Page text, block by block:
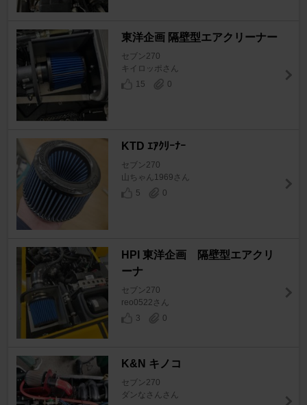
東洋企画 隔壁型エアクリーナー
セブン270
キイロッポさん
15
0
KTD ｴｱｸﾘｰﾅｰ
セブン270
山ちゃん1969さん
5
0
HPI 東洋企画 隔壁型エアクリ
ーナ
セブン270
reo0522さん
3
0
K&N キノコ
セブン270
ダンなさんさん